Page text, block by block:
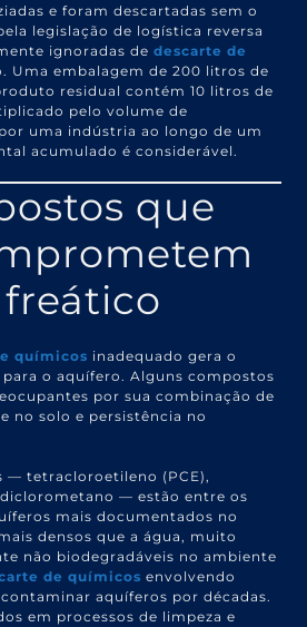
e foram descartadas sem o
legislação de logística reversa
ignoradas dedescarte de
Uma embalagem de 200 litros de
residual contém 10 litros de
pelo volume de
uma indústria ao longo de um
acumulado é considerável.
que
químicos inadequado gera o
o aquífero. Alguns compostos
por sua combinação de
no solo e persistência no
— tetracloroetileno (PCE),
— estão entre os
mais documentados no
densos que a água, muito
não biodegradáveis no ambiente
de químicos envolvendo
aquíferos por décadas.
em processos de limpeza e